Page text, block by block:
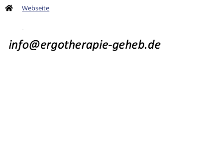
Webseite